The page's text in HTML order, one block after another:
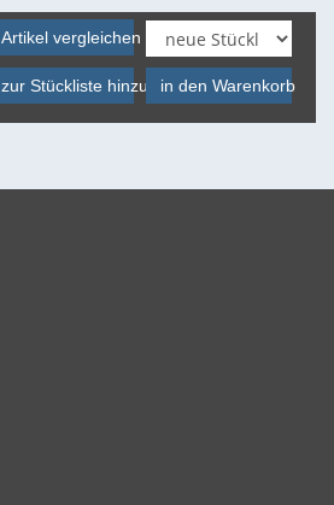
Artikel vergleichen
zur Stückliste hinzufügenin den Warenkorb